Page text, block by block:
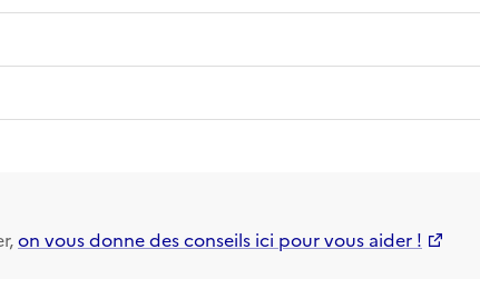
on vous donne des conseils ici pour vous aider !